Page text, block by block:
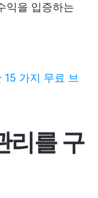
익을 입증하는
가지 무료 브
리를 구